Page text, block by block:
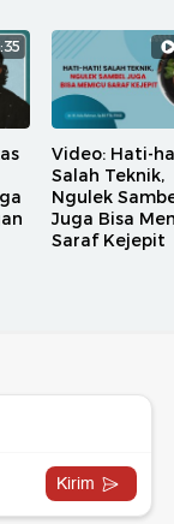
Video: Hati-
Salah Teknik,
Ngulek
Juga Bisa
Saraf Kejepit